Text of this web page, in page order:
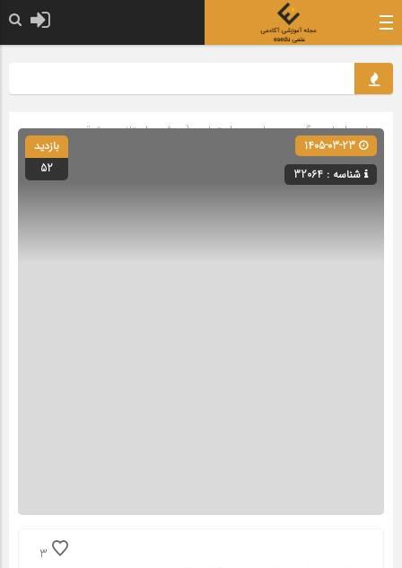
صفحه اصلی» گروه »سیاسی و اجتماعی (ورزشی، استانی، حقوقی
و گردشگری)
شناسه : 32064
بازدید
52
3